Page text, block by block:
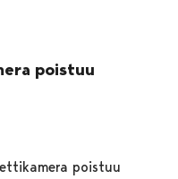
poistuu
poistuu